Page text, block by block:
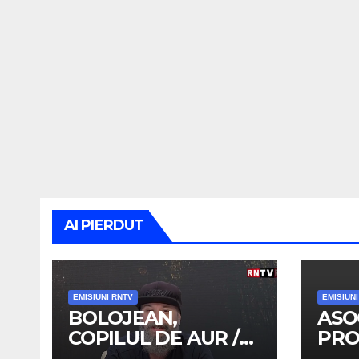
AI PIERDUT
EMISIUNI RNTV
BOLOJEAN,
COPILUL DE AUR /